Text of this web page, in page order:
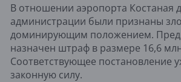
В отношении аэропорта Костаная
администрации были признаны
доминирующим положением.
назначен штраф в размере 16,6
Соответствующее постановление
законную силу.